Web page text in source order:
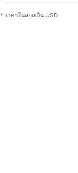
* ราคาในสกุลเงิน USD